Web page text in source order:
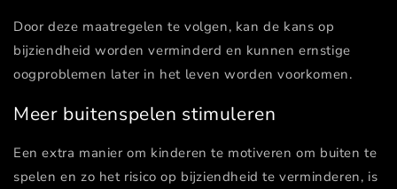
Door deze maatregelen te volgen, kan de kans op
bijziendheid worden verminderd en kunnen ernstige
oogproblemen later in het leven worden voorkomen.
Meer buitenspelen stimuleren
Een extra manier om kinderen te motiveren om buiten te
spelen en zo het risico op bijziendheid te verminderen, is